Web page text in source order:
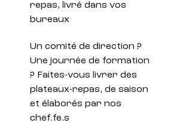
repas, livré dans vos
bureaux
Un comité de direction ?
Une journée de formation
? Faites-vous livrer des
plateaux-repas, de saison
et élaborés par nos
chef.fe.s